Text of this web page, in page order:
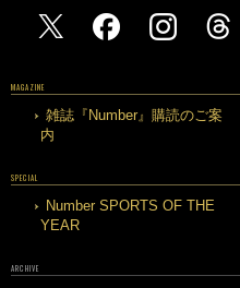
MAGAZINE
雑誌『Number』購読のご案
内
SPECIAL
Number SPORTS OF THE
YEAR
ARCHIVE